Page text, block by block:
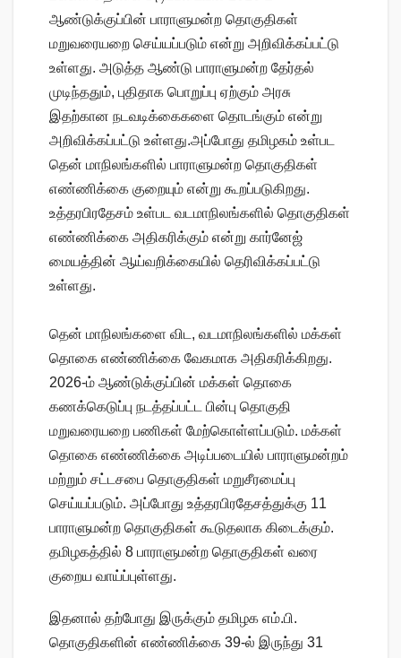
ஆண்டுக்குப்பின் பாராளுமன்ற தொகுதிகள்
மறுவரையறை செய்யப்படும் என்று அறிவிக்கப்பட்டு
உள்ளது. அடுத்த ஆண்டு பாராளுமன்ற தேர்தல்
முடிந்ததும், புதிதாக பொறுப்பு ஏற்கும் அரசு
இதற்கான நடவடிக்கைகளை தொடங்கும் என்று
அறிவிக்கப்பட்டு உள்ளது.அப்போது தமிழகம் உள்பட
தென் மாநிலங்களில் பாராளுமன்ற தொகுதிகள்
எண்ணிக்கை குறையும் என்று கூறப்படுகிறது.
உத்தரபிரதேசம் உள்பட வடமாநிலங்களில் தொகுதிகள்
எண்ணிக்கை அதிகரிக்கும் என்று கார்னேஜ்
மையத்தின் ஆய்வறிக்கையில் தெரிவிக்கப்பட்டு
உள்ளது.
தென் மாநிலங்களை விட, வடமாநிலங்களில் மக்கள்
தொகை எண்ணிக்கை வேகமாக அதிகரிக்கிறது.
2026-ம் ஆண்டுக்குப்பின் மக்கள் தொகை
கணக்கெடுப்பு நடத்தப்பட்ட பின்பு தொகுதி
மறுவரையறை பணிகள் மேற்கொள்ளப்படும். மக்கள்
தொகை எண்ணிக்கை அடிப்படையில் பாராளுமன்றம்
மற்றும் சட்டசபை தொகுதிகள் மறுசீரமைப்பு
செய்யப்படும். அப்போது உத்தரபிரதேசத்துக்கு 11
பாராளுமன்ற தொகுதிகள் கூடுதலாக கிடைக்கும்.
தமிழகத்தில் 8 பாராளுமன்ற தொகுதிகள் வரை
குறைய வாய்ப்புள்ளது.
இதனால் தற்போது இருக்கும் தமிழக எம்.பி.
தொகுதிகளின் எண்ணிக்கை 39-ல் இருந்து 31